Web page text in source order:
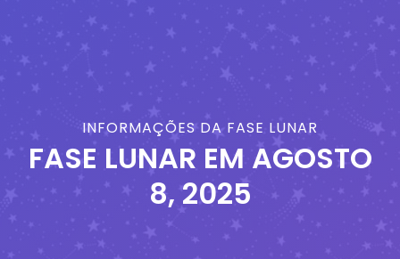
INFORMAÇÕES DA FASE LUNAR
FASE LUNAR EM AGOSTO
8, 2025